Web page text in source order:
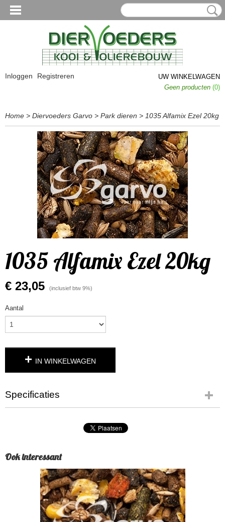
Inloggen Registreren
UW WINKELWAGEN
Geen producten (0)
Home > Diervoeders Garvo > Park dieren > 1035 Alfamix Ezel 20kg
1035 Alfamix Ezel 20kg
€ 23,05 (inclusief btw 9%)
Aantal
IN WINKELWAGEN
Specificaties
Ook interessant